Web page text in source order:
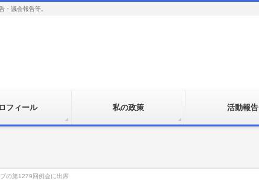
・議会報告等。
フィール 私の政策 活動報告
の第1279回例会に出席